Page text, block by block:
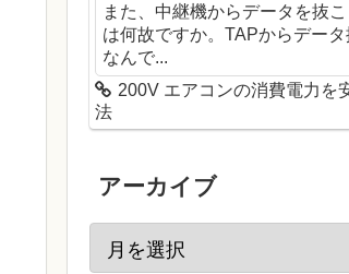
また、中継機からデータを抜
は何故ですか。TAPからデー
なんで...
200V エアコンの消費電力を
法
アーカイブ